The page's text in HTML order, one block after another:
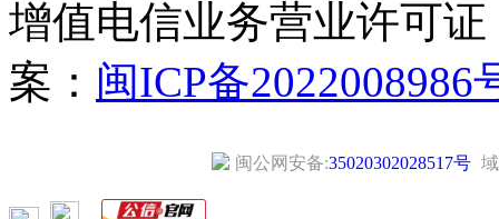
增值电信业务营业许可证
案： 闽ICP备2022008986
闽公网安备:35020302028517号